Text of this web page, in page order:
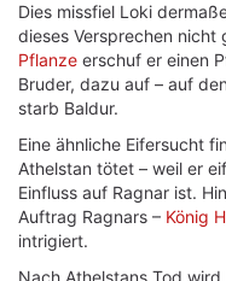
Dies missfiel Loki
dieses Versprechen nicht
Pflanze erschuf er einen
Bruder, dazu auf – auf
starb Baldur.
Eine ähnliche Eifersucht
Athelstan tötet – weil er
Einfluss auf Ragnar ist.
Auftrag Ragnars – König
intrigiert.
Nach Athelstans Tod